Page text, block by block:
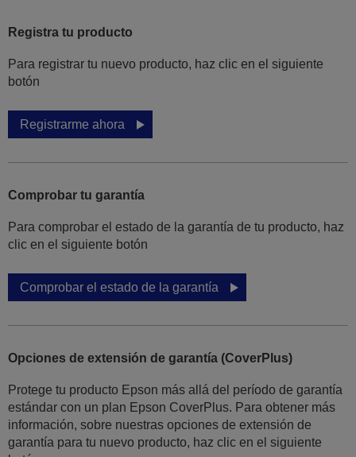
Registra tu producto
Para registrar tu nuevo producto, haz clic en el siguiente
botón
Registrarme ahora
Comprobar tu garantía
Para comprobar el estado de la garantía de tu producto, haz
clic en el siguiente botón
Comprobar el estado de la garantía
Opciones de extensión de garantía (CoverPlus)
Protege tu producto Epson más allá del período de garantía
estándar con un plan Epson CoverPlus. Para obtener más
información, sobre nuestras opciones de extensión de
garantía para tu nuevo producto, haz clic en el siguiente